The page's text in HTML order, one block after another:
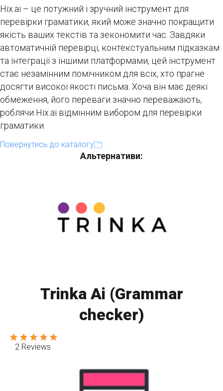
Hix.ai – це потужний і зручний інструмент для
перевірки граматики, який може значно покращити
якість ваших текстів та зекономити час. Завдяки
автоматичній перевірці, контекстуальним підказкам
та інтеграції з іншими платформами, цей інструмент
стає незамінним помічником для всіх, хто прагне
досягти високої якості письма. Хоча він має деякі
обмеження, його переваги значно переважають,
роблячи Hix.ai відмінним вибором для перевірки
граматики.
Повернутись до каталогу
Альтернативи:
Trinka Ai (Grammar
checker)
2 Reviews